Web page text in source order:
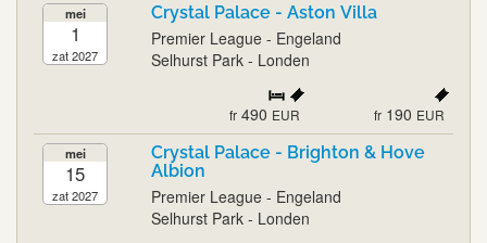
mei
1
zat 2027
Crystal Palace - Aston Villa
Premier League - Engeland
Selhurst Park - Londen
fr 490 EUR fr 190 EUR
mei
15
zat 2027
Crystal Palace - Brighton & Hove
Albion
Premier League - Engeland
Selhurst Park - Londen